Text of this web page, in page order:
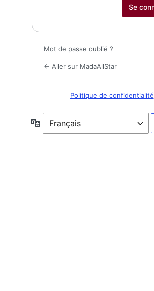
Mot de passe oublié ?
← Aller sur MadaAllStar
Politique de confidentialité
Langue